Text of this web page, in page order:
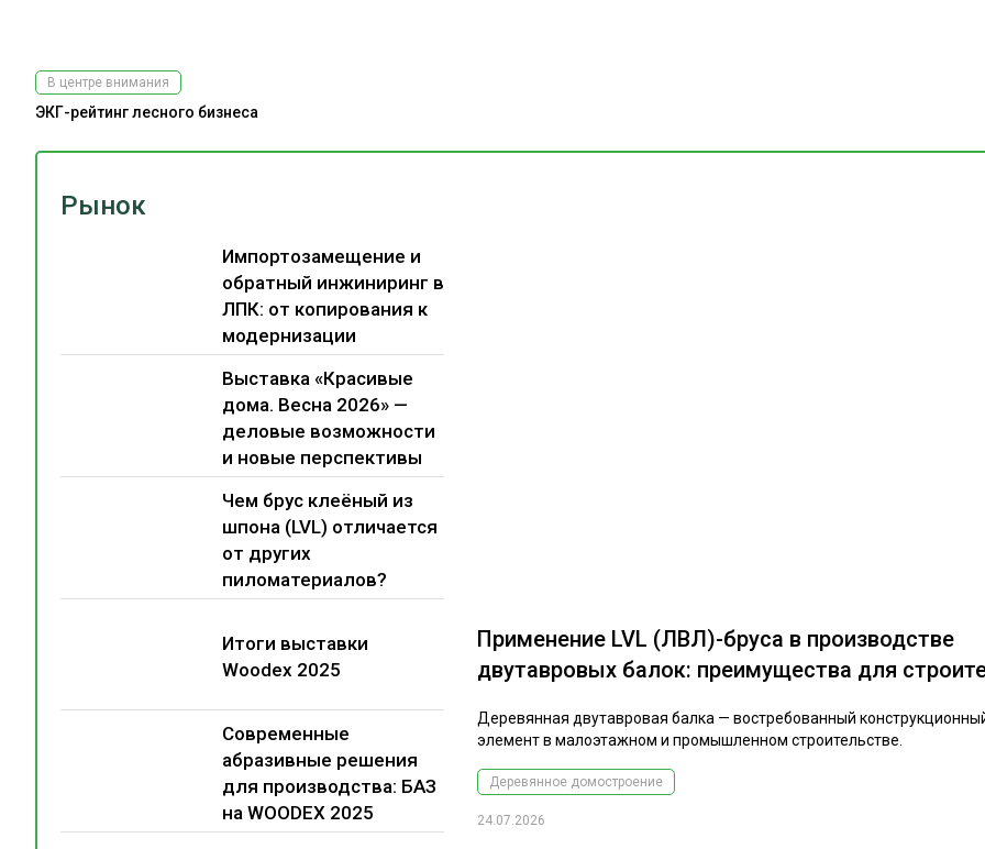
Рынок
Импортозамещение и
обратный инжиниринг в
ЛПК: от копирования к
модернизации
Выставка «Красивые
дома. Весна 2026» —
деловые возможности
и новые перспективы
Чем брус клеёный из
шпона (LVL) отличается
от других
пиломатериалов?
Итоги выставки
Woodex 2025
Современные
абразивные решения
для производства: БАЗ
на WOODEX 2025
Применение LVL (ЛВЛ)-бруса в производстве
двутавровых балок: преимущества для
Деревянная двутавровая балка — востребованный
элемент в малоэтажном и промышленном строительстве.
Деревянное домостроение
24.07.2026
В центре внимания
ЭКГ-рейтинг лесного бизнеса